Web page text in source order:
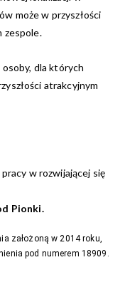
może w przyszłości
zespole.
dla których
atrakcyjnym
w rozwijającej się
Pionki.
założoną w 2014 roku,
pod numerem 18909.